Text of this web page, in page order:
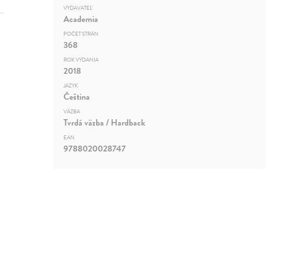
VYDAVATEĽ
Academia
POČET STRÁN
368
ROK VYDANIA
2018
JAZYK
Čeština
VÄZBA
Tvrdá väzba / Hardback
EAN
9788020028747